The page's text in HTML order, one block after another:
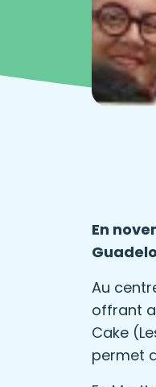
En
Au
offrant
Cake
permet